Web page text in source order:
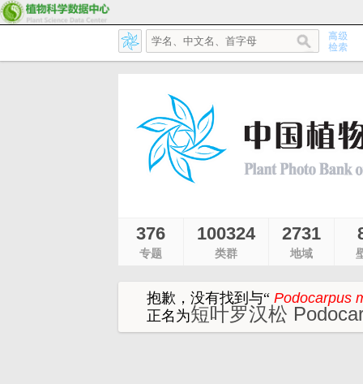
376
专题
100324
类群
2731
地域
抱歉，没有找到与“Podocarpus
正名为短叶罗汉松